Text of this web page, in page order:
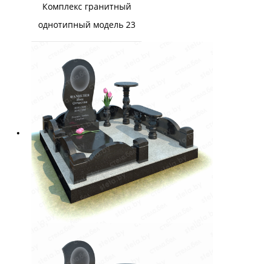
Комплекс гранитный
однотипный модель 23